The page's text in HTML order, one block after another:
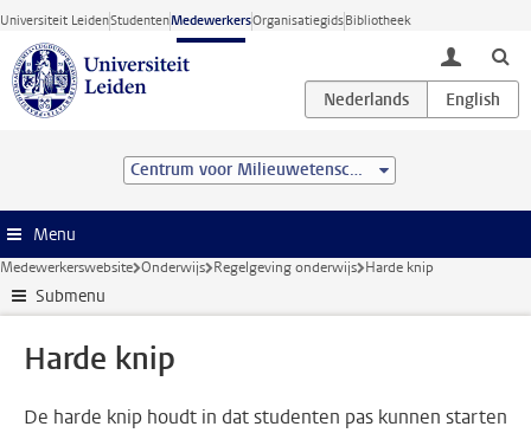
Ga direct naar de inhoud
Universiteit LeidenStudentenMedewerkersOrganisatiegidsBibliotheek
toggle
Centrum voor Milieuwetenschappen Leiden (CML)
Menu
Medewerkerswebsite Onderwijs Regelgeving onderwijs Harde knip
Submenu
Harde knip
De harde knip houdt in dat studenten pas kunnen starten